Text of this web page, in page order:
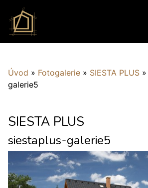
Úvod » Fotogalerie » SIESTA PLUS »
galerie5
SIESTA PLUS
siestaplus-galerie5